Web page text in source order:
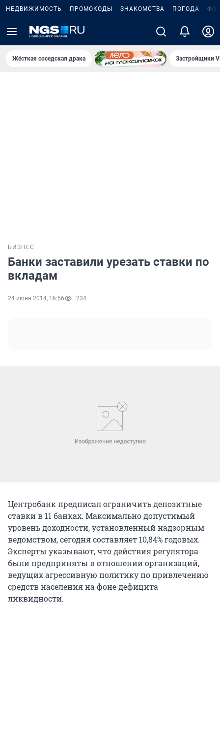
НЕДВИЖИМОСТЬ ПРОМОКОДЫ ЗНАКОМСТВА ПОГОДА
Жёсткая соседская драка Застройщики
БИЗНЕС
Банки заставили урезать ставки по
вкладам
24 июня 2014, 16:56 234
Центробанк предписал ограничить депозитные
ставки в 11 банках. Максимально допустимый
уровень доходности, установленный надзорным
ведомством, сегодня составляет 10,84% годовых.
Эксперты указывают, что действия регулятора
были предприняты в отношении организаций,
ведущих агрессивную политику по привлечению
средств населения на фоне дефицита
ликвидности.